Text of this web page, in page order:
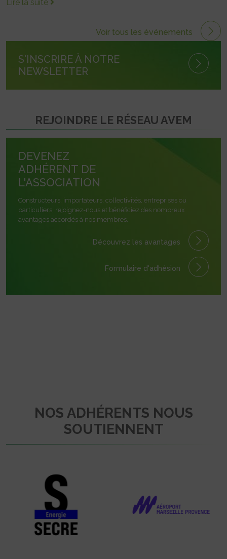
Lire la suite
Voir tous les événements
S'INSCRIRE À NOTRE
NEWSLETTER
REJOINDRE LE RÉSEAU AVEM
DEVENEZ
ADHÉRENT DE
L'ASSOCIATION
Constructeurs, importateurs, collectivités, entreprises ou
particuliers, rejoignez-nous et bénéficiez des nombreux
avantages accordés à nos membres.
Découvrez les avantages
Formulaire d'adhésion
NOS ADHÉRENTS NOUS
SOUTIENNENT